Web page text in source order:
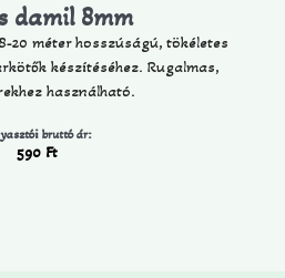
damil 8mm
20 méter hosszúságú, tökéletes
készítéséhez. Rugalmas,
használható.
bruttó ár:
590 Ft